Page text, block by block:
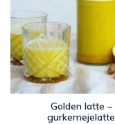
Golden latte –
gurkemejelatte